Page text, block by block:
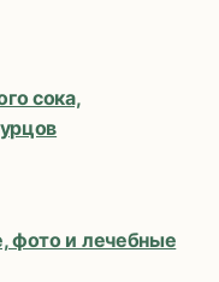
сока,
фото и лечебные